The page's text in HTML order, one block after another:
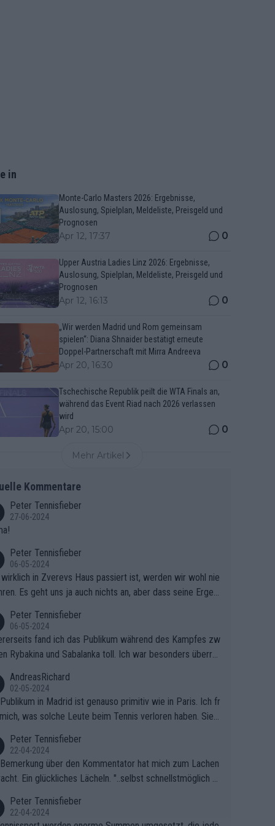
in
Monte-Carlo Masters 2026: Ergebnisse,
Auslosung, Spielplan, Meldeliste, Preisgeld und
Prognosen
Apr 12, 17:37 0
Upper Austria Ladies Linz 2026: Ergebnisse,
Auslosung, Spielplan, Meldeliste, Preisgeld und
Prognosen
Apr 12, 16:13 0
„Wir werden Madrid und Rom gemeinsam
spielen“: Diana Shnaider bestätigt erneute
Doppel-Partnerschaft mit Mirra Andreeva
Apr 20, 16:30 0
Tschechische Republik peilt die WTA Finals an,
während das Event Riad nach 2026 verlassen
wird
Apr 20, 15:00 0
Mehr Artikel
Kommentare
Peter Tennisfieber
27-06-2024
Peter Tennisfieber
06-05-2024
wirklich in Zverevs Haus passiert ist, werden wir wohl nie
Es geht uns ja auch nichts an, aber dass seine Ergeb
Peter Tennisfieber
06-05-2024
fand ich das Publikum während des Kampfes zw
Rybakina und Sabalanka toll. Ich war besonders überras
AndreasRichard
02-05-2024
in Madrid ist genauso primitiv wie in Paris. Ich fr
was solche Leute beim Tennis verloren haben. Sie s
Peter Tennisfieber
22-04-2024
über den Kommentator hat mich zum Lachen
Ein glückliches Lächeln. "..selbst schnellstmöglich na
Peter Tennisfieber
22-04-2024